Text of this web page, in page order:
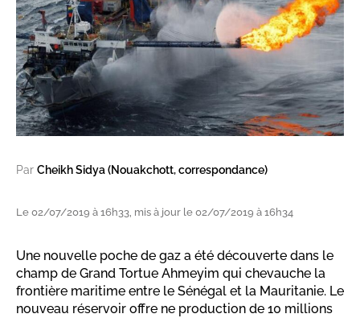
Par Cheikh Sidya (Nouakchott, correspondance)
Le 02/07/2019 à 16h33, mis à jour le 02/07/2019 à 16h34
Une nouvelle poche de gaz a été découverte dans le
champ de Grand Tortue Ahmeyim qui chevauche la
frontière maritime entre le Sénégal et la Mauritanie. Le
nouveau réservoir offre ne production de 10 millions